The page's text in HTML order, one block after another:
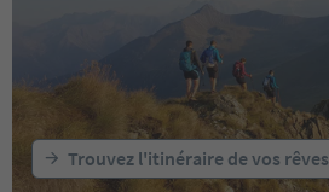
Trouvez l'itinéraire de vos rêves